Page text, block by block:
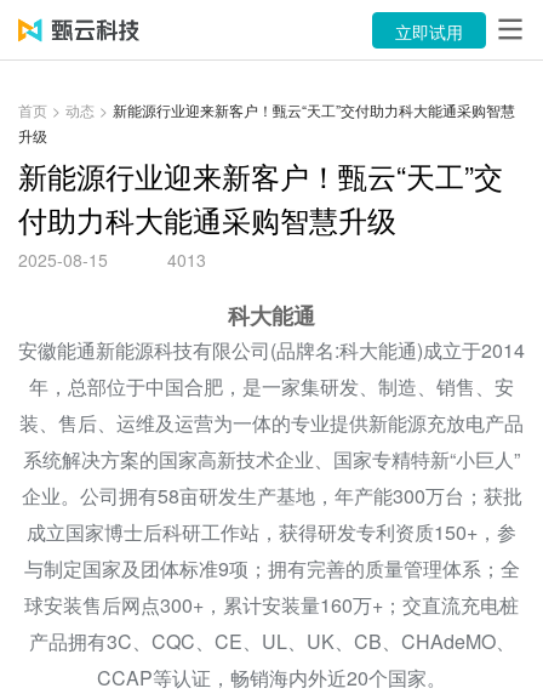
产品
资源中心
关于
立即试用
售前咨询：400-116-6869
售后服务：400-116-0808
立即试用
首页 > 动态 > 新能源行业迎来新客户！甄云“天工”交付助力科大能通采购智慧
升级
新能源行业迎来新客户！甄云“天工”交
付助力科大能通采购智慧升级
2025-08-15 4013
科大能通
安徽能通新能源科技有限公司(品牌名:科大能通)成立于2014
年，总部位于中国合肥，是一家集研发、制造、销售、安
装、售后、运维及运营为一体的专业提供新能源充放电产品
系统解决方案的国家高新技术企业、国家专精特新“小巨人”
企业。公司拥有58亩研发生产基地，年产能300万台；获批
成立国家博士后科研工作站，获得研发专利资质150+，参
与制定国家及团体标准9项；拥有完善的质量管理体系；全
球安装售后网点300+，累计安装量160万+；交直流充电桩
产品拥有3C、CQC、CE、UL、UK、CB、CHAdeMO、
CCAP等认证，畅销海内外近20个国家。